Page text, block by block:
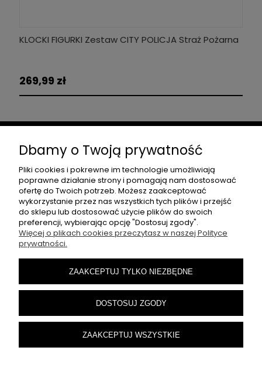
KLOCKI FIGURKI Zestaw CITY POLICJA Straż Pożarna
269,99 zł
Moje konto
Płatności i dostawa
Informacje
SKONTAKTUJ SIĘ
CARSFREAKS.SKLEP@GMAIL.COM
carsfreaks.pl © 2025. Wszelkie prawa zastrzeżone.
Dbamy o Twoją prywatność
Pliki cookies i pokrewne im technologie umożliwiają
poprawne działanie strony i pomagają nam dostosować
ofertę do Twoich potrzeb. Możesz zaakceptować
wykorzystanie przez nas wszystkich tych plików i przejść
do sklepu lub dostosować użycie plików do swoich
preferencji, wybierając opcję "Dostosuj zgody".
Więcej o plikach cookies przeczytasz w naszej Polityce
prywatności.
ZAAKCEPTUJ TYLKO NIEZBĘDNE
DOSTOSUJ ZGODY
ZAAKCEPTUJ WSZYSTKIE